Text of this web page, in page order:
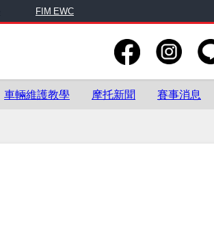
FIM EWC
車輛維護教學 摩托新聞 賽事消息